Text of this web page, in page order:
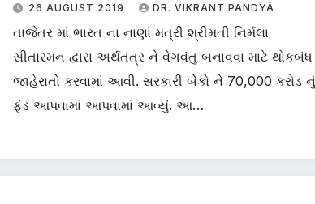
26 AUGUST 2019 DR. VIKRĀNT PANDYĀ
તાજેતર માં ભારત ના નાણાં મંત્રી શ્રીમતી નિર્મલા
સીતારમન દ્વારા અર્થતંત્ર ને વેગવંતુ બનાવવા માટે થોકબંધ
જાહેરાતો કરવામાં આવી. સરકારી બેંકો ને 70,000 કરોડ નું
ફંડ આપવામાં આપવામાં આવ્યું. આ…